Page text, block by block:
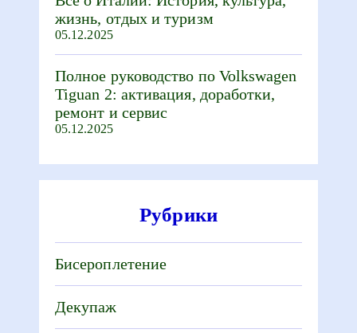
жизнь, отдых и туризм
05.12.2025
Полное руководство по Volkswagen
Tiguan 2: активация, доработки,
ремонт и сервис
05.12.2025
Рубрики
Бисероплетение
Декупаж